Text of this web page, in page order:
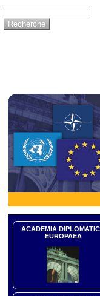
ACADEMIA
EUROPAEA